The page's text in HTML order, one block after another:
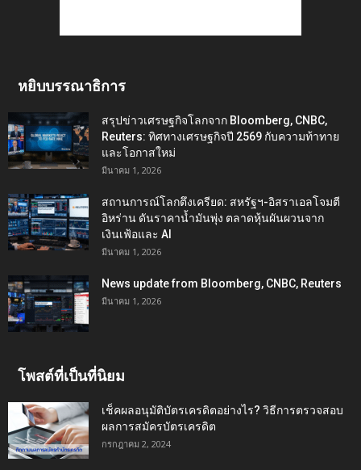
หยิบบรรณาธิการ
สรุปข่าวเศรษฐกิจโลกจาก Bloomberg, CNBC,
Reuters: ทิศทางเศรษฐกิจปี 2569 กับความท้าทาย
และโอกาสใหม่
มีนาคม 1, 2026
สถานการณ์โลกตึงเครียด: สหรัฐฯ-อิสราเอลโจมตี
อิหร่าน ดันราคาน้ำมันพุ่ง ตลาดหุ้นผันผวนจาก
เงินเฟ้อและ AI
มีนาคม 1, 2026
News update from Bloomberg, CNBC, Reuters
มีนาคม 1, 2026
โพสต์ที่เป็นที่นิยม
เช็คผลอนุมัติบัตรเครดิตอย่างไร? วิธีการตรวจสอบ
ผลการสมัครบัตรเครดิต
กรกฎาคม 2, 2024